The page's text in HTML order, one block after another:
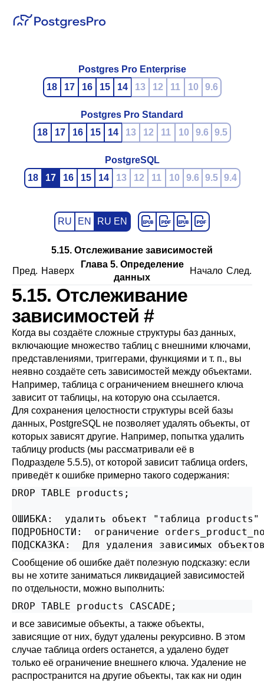
Postgres Pro Enterprise
18
17 16 15 14 13 12 11 10 9.6
Postgres Pro Standard
18
17 16 15 14 13 12 11 10 9.6 9.5
PostgreSQL
18
17 16 15 14 13 12 11 10 9.6 9.5 9.4
RU EN RU EN
5.15. Отслеживание зависимостей
Пред. Наверх
Глава 5. Определение
данных
Начало След.
5.15. Отслеживание
зависимостей #
Когда вы создаёте сложные структуры баз данных,
включающие множество таблиц с внешними ключами,
представлениями, триггерами, функциями и т. п., вы
неявно создаёте сеть зависимостей между объектами.
Например, таблица с ограничением внешнего ключа
зависит от таблицы, на которую она ссылается.
Для сохранения целостности структуры всей базы
данных, PostgreSQL не позволяет удалять объекты, от
которых зависят другие. Например, попытка удалить
таблицу products (мы рассматривали её в
Подразделе 5.5.5), от которой зависит таблица orders,
приведёт к ошибке примерно такого содержания:
DROP TABLE products;
ОШИБКА:  удалить объект "таблица
ПОДРОБНОСТИ:  ограничение
Сообщение об ошибке даёт полезную подсказку: если
вы не хотите заниматься ликвидацией зависимостей
по отдельности, можно выполнить:
и все зависимые объекты, а также объекты,
зависящие от них, будут удалены рекурсивно. В этом
случае таблица orders останется, а удалено будет
только её ограничение внешнего ключа. Удаление не
распространится на другие объекты, так как ни один